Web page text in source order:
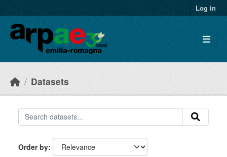
Log in
Datasets
Order by